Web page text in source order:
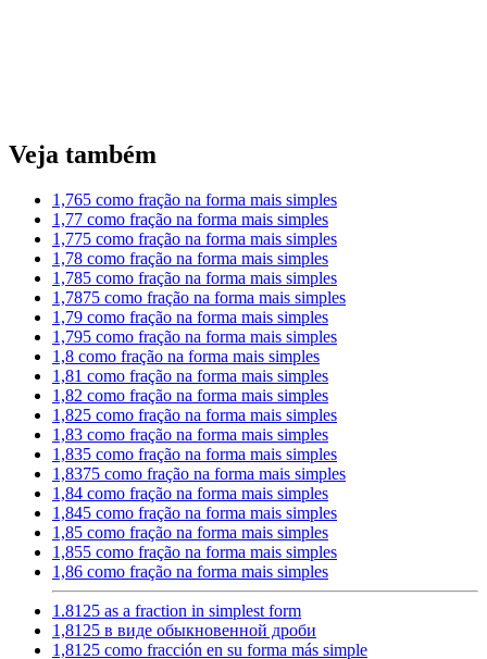
Veja também
1,765 como fração na forma mais simples
1,77 como fração na forma mais simples
1,775 como fração na forma mais simples
1,78 como fração na forma mais simples
1,785 como fração na forma mais simples
1,7875 como fração na forma mais simples
1,79 como fração na forma mais simples
1,795 como fração na forma mais simples
1,8 como fração na forma mais simples
1,81 como fração na forma mais simples
1,82 como fração na forma mais simples
1,825 como fração na forma mais simples
1,83 como fração na forma mais simples
1,835 como fração na forma mais simples
1,8375 como fração na forma mais simples
1,84 como fração na forma mais simples
1,845 como fração na forma mais simples
1,85 como fração na forma mais simples
1,855 como fração na forma mais simples
1,86 como fração na forma mais simples
1.8125 as a fraction in simplest form
1,8125 в виде обыкновенной дроби
1,8125 como fracción en su forma más simple